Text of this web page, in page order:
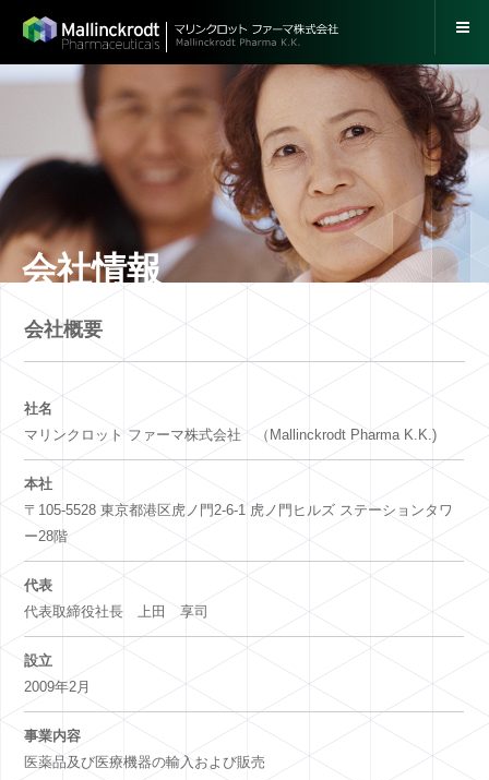
会社情報
会社概要
社名
マリンクロット ファーマ株式会社 （Mallinckrodt Pharma K.K.)
本社
〒105-5528 東京都港区虎ノ門2-6-1 虎ノ門ヒルズ ステーションタワ
ー28階
代表
代表取締役社長 上田 享司
設立
2009年2月
事業内容
医薬品及び医療機器の輸入および販売